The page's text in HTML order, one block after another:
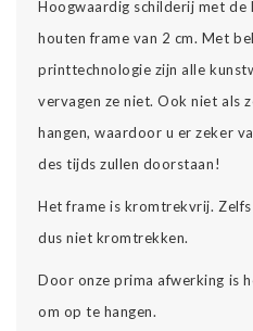
Hoogwaardig schilderij met de
houten frame van 2 cm. Met
printtechnologie zijn alle
vervagen ze niet. Ook niet als
hangen, waardoor u er zeker
des tijds zullen doorstaan!
Het frame is kromtrekvrij.
dus niet kromtrekken.
Door onze prima afwerking is
om op te hangen.